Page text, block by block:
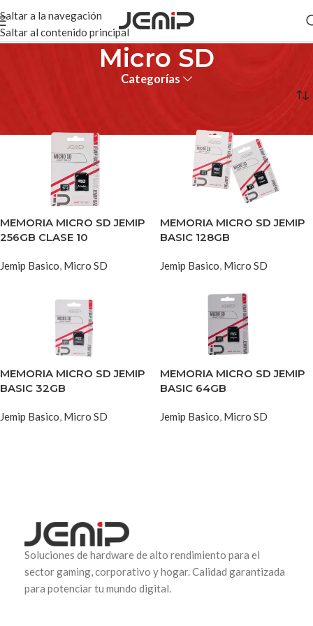
Saltar a la navegación
Saltar al contenido principal
Micro SD
Categorías
MEMORIA MICRO SD JEMIP
256GB CLASE 10
Jemip Basico, Micro SD
MEMORIA MICRO SD JEMIP
BASIC 128GB
Jemip Basico, Micro SD
MEMORIA MICRO SD JEMIP
BASIC 32GB
Jemip Basico, Micro SD
MEMORIA MICRO SD JEMIP
BASIC 64GB
Jemip Basico, Micro SD
Soluciones de hardware de alto rendimiento para el
sector gaming, corporativo y hogar. Calidad garantizada
para potenciar tu mundo digital.